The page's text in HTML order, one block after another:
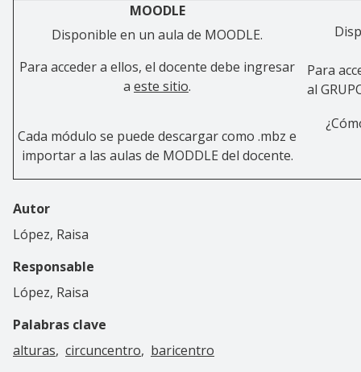
MOODLE
Disponible en un aula de MOODLE.
Para acceder a ellos, el docente debe ingresar
a este sitio.
Para
al
Cada módulo se puede descargar como .mbz e
importar a las aulas de MODDLE del docente.
Autor
López, Raisa
Responsable
López, Raisa
Palabras clave
alturas circuncentro
baricentro